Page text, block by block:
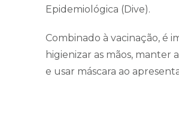
Epidemiológica (Dive).
Combinado à vacinação, é
higienizar as mãos, manter
e usar máscara ao